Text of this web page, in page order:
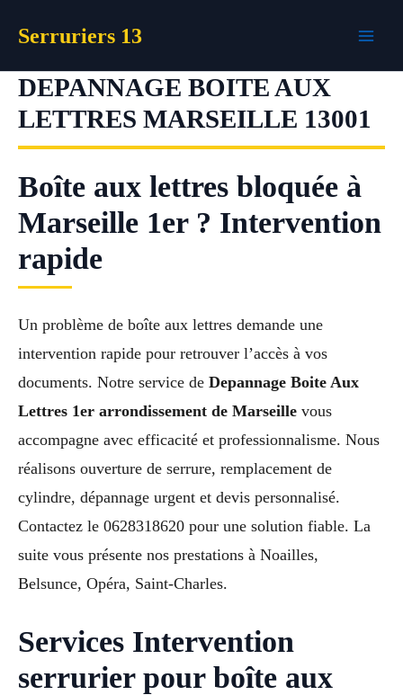
Serruriers 13
DEPANNAGE BOITE AUX
LETTRES MARSEILLE 13001
Boîte aux lettres bloquée à
Marseille 1er ? Intervention
rapide
Un problème de boîte aux lettres demande une
intervention rapide pour retrouver l’accès à vos
documents. Notre service de Depannage Boite Aux
Lettres 1er arrondissement de Marseille vous
accompagne avec efficacité et professionnalisme. Nous
réalisons ouverture de serrure, remplacement de
cylindre, dépannage urgent et devis personnalisé.
Contactez le 0628318620 pour une solution fiable. La
suite vous présente nos prestations à Noailles,
Belsunce, Opéra, Saint-Charles.
Services Intervention
serrurier pour boîte aux